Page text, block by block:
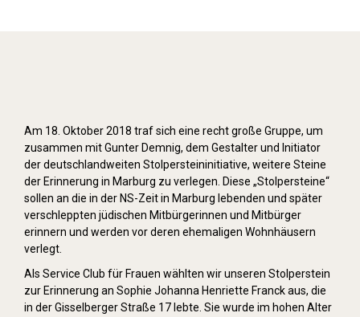
Am 18. Oktober 2018 traf sich eine recht große Gruppe, um
zusammen mit Gunter Demnig, dem Gestalter und Initiator
der deutschlandweiten Stolpersteininitiative, weitere Steine
der Erinnerung in Marburg zu verlegen. Diese „Stolpersteine“
sollen an die in der NS-Zeit in Marburg lebenden und später
verschleppten jüdischen Mitbürgerinnen und Mitbürger
erinnern und werden vor deren ehemaligen Wohnhäusern
verlegt.
Als Service Club für Frauen wählten wir unseren Stolperstein
zur Erinnerung an Sophie Johanna Henriette Franck aus, die
in der Gisselberger Straße 17 lebte. Sie wurde im hohen Alter